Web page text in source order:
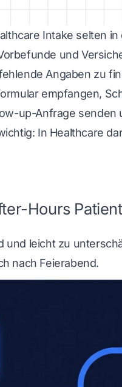
Intake selten
und
Angaben zu
empfangen,
up-Anfrage
In Healthcare
Hours
leicht zu
nach Feierabend.